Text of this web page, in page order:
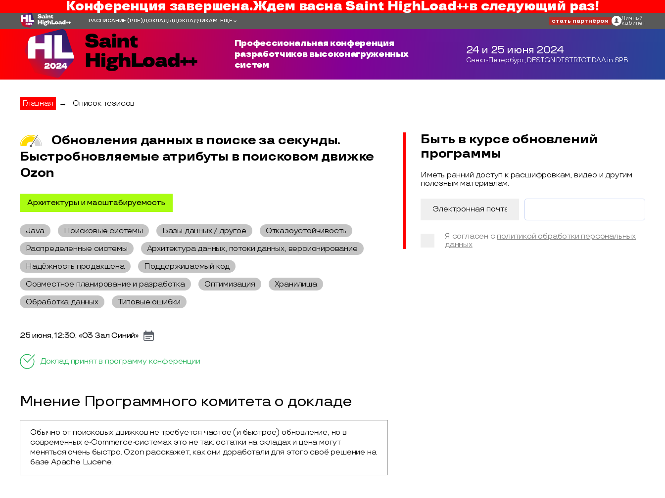
Конференция завершена.Ждем васна Saint HighLoad++в следующий раз!
РАСПИСАНИЕ(PDF)ДОКЛАДЫ ДОКЛАДЧИКАМ ЕЩЁ стать партнёром Личный
кабинет
Профессиональная конференция
разработчиков высоконагруженных
систем
24 и 25 июня 2024
Санкт-Петербург, DESIGN DISTRICT DAA in SPB
Главная → Список тезисов
Обновления данных в поиске за секунды.
Быстробновляемые атрибуты в поисковом движке
Ozon
Архитектуры и масштабируемость
Java Поисковые системы Базы данных / другое
Отказоустойчивость
Распределенные системы
Архитектура данных, потоки данных, версионирование
Надёжность продакшена
Поддерживаемый код
Совместное планирование и разработка
Оптимизация
Хранилища
Обработка данных
Типовые ошибки
25 июня, 12:30, «03 Зал Синий»
Доклад принят в программу конференции
Мнение Программного комитета о докладе
Обычно от поисковых движков не требуется частое (и быстрое) обновление, но в
современных e-Commerce-системах это не так: остатки на складах и цена могут
меняться очень быстро. Ozon расскажет, как они доработали для этого своё решение на
базе Apache Lucene.
Быть в курсе обновлений
программы
Иметь ранний доступ к расшифровкам, видео и другим
полезным материалам.
Я согласен с политикой обработки персональных
данных